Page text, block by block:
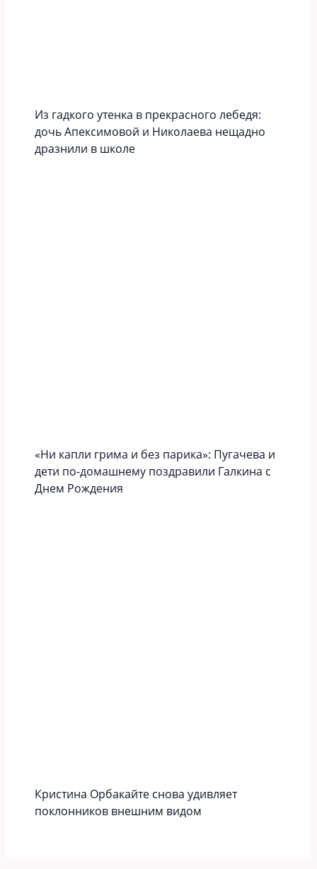
Из гадкого утенка в прекрасного лебедя:
дочь Апексимовой и Николаева нещадно
дразнили в школе
«Ни капли грима и без парика»: Пугачева и
дети по-домашнему поздравили Галкина с
Днем Рождения
Кристина Орбакайте снова удивляет
поклонников внешним видом